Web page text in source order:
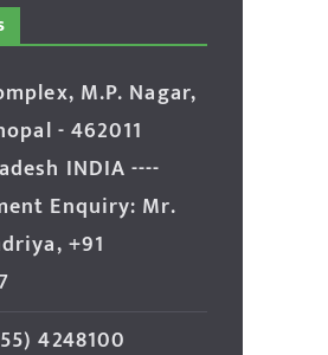
M.P. Nagar,
- 462011
INDIA ----
Enquiry: Mr.
+91
4248100